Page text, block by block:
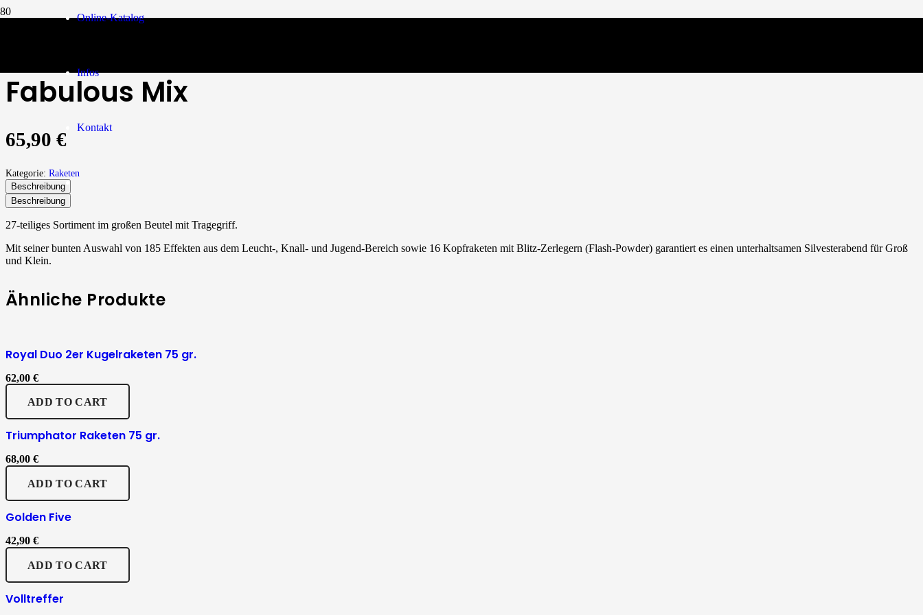
Online-Katalog
Infos
Kontakt
Fabulous Mix
65,90 €
Kategorie: Raketen
Beschreibung
Beschreibung
27-teiliges Sortiment im großen Beutel mit Tragegriff.
Mit seiner bunten Auswahl von 185 Effekten aus dem Leucht-, Knall- und Jugend-Bereich sowie 16 Kopfraketen mit Blitz-Zerlegern (Flash-Powder) garantiert es einen unterhaltsamen Silvesterabend für Groß
und Klein.
Ähnliche Produkte
Royal Duo 2er Kugelraketen 75 gr.
62,00 €
ADD TO CART
Triumphator Raketen 75 gr.
68,00 €
ADD TO CART
Golden Five
42,90 €
ADD TO CART
Volltreffer